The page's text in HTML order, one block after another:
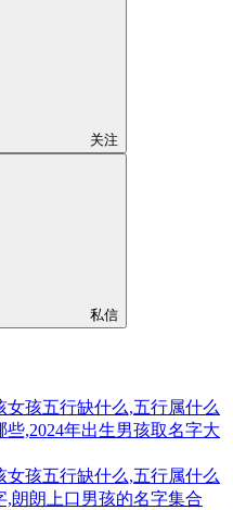
关注
私信
女孩五行缺什么,五行属什么
,2024年出生男孩取名字大
女孩五行缺什么,五行属什么
朗朗上口男孩的名字集合